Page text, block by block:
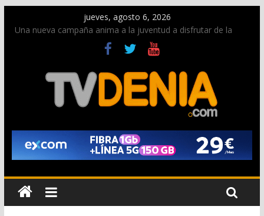
jueves, agosto 6, 2026
Una nueva campaña anima a la juventud a disfrutar de la
Paco Adsuar dona al Arxiu de Dénia más de 50.000 imágenes
de la memoria visual de la ciudad
La Entraeta Festera llena de ambiente la calle Marqués de
Campo con la recepción a la Capitanía Cristiana
El XII Festival de Jazz de Dénia reunirá durante agosto a
figuras nacionales e internacionales en los Jardins de
Torrecremada
Los Moros y Cristianos 2026 reciben las llaves de la ciudad y
dan inicio a las fiestas en Dénia